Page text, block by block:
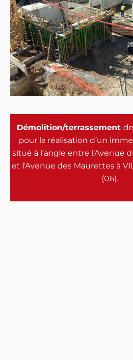
Démolition/terrassement
pour la réalisation d’un
situé à l’angle entre l’Avenue
et l’Avenue des Maurettes à
(06).